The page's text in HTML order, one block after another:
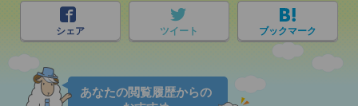
シェア ツイート ブックマーク
あなたの閲覧履歴からの